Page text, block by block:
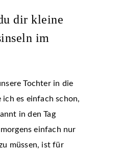
dir kleine
im
Tochter in die
ich es einfach schon,
in den Tag
einfach nur
müssen, ist für